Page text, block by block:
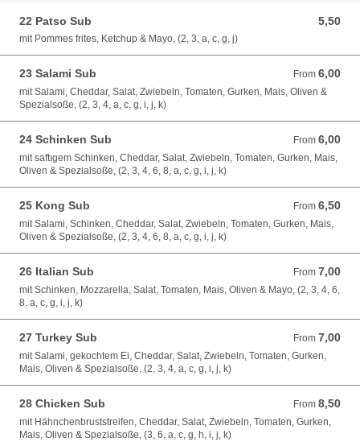
22 Patso Sub 5,50
5,50 EUR
mit Pommes frites, Ketchup & Mayo, (2, 3, a, c, g, j)
23 Salami Sub From 6,00
From 6,00 EUR
mit Salami, Cheddar, Salat, Zwiebeln, Tomaten, Gurken, Mais, Oliven &
Spezialsoße, (2, 3, 4, a, c, g, i, j, k)
24 Schinken Sub From 6,00
From 6,00 EUR
mit saftıgem Schinken, Cheddar, Salat, Zwiebeln, Tomaten, Gurken, Mais,
Oliven & Spezialsoße, (2, 3, 4, 6, 8, a, c, g, i, j, k)
25 Kong Sub From 6,50
From 6,50 EUR
mit Salami, Schinken, Cheddar, Salat, Zwiebeln, Tomaten, Gurken, Mais,
Oliven & Spezialsoße, (2, 3, 4, 6, 8, a, c, g, i, j, k)
26 Italian Sub From 7,00
From 7,00 EUR
mit Schinken, Mozzarella, Salat, Tomaten, Mais, Oliven & Mayo, (2, 3, 4, 6,
8, a, c, g, i, j, k)
27 Turkey Sub From 7,00
From 7,00 EUR
mit Salami, gekochtem Ei, Cheddar, Salat, Zwiebeln, Tomaten, Gurken,
Mais, Oliven & Spezialsoße, (2, 3, 4, a, c, g, i, j, k)
28 Chicken Sub From 8,50
From 8,50 EUR
mit Hähnchenbruststreifen, Cheddar, Salat, Zwiebeln, Tomaten, Gurken,
Mais, Oliven & Spezialsoße, (3, 6, a, c, g, h, i, j, k)